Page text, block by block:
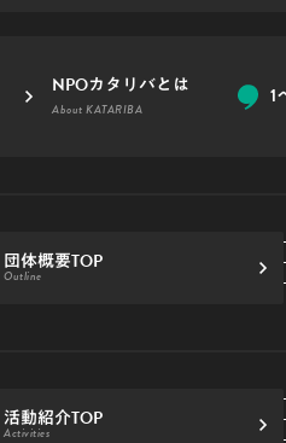
NPOカタリバとは
About KATARIBA
1
団体概要TOP
Outline
活動紹介TOP
Activities